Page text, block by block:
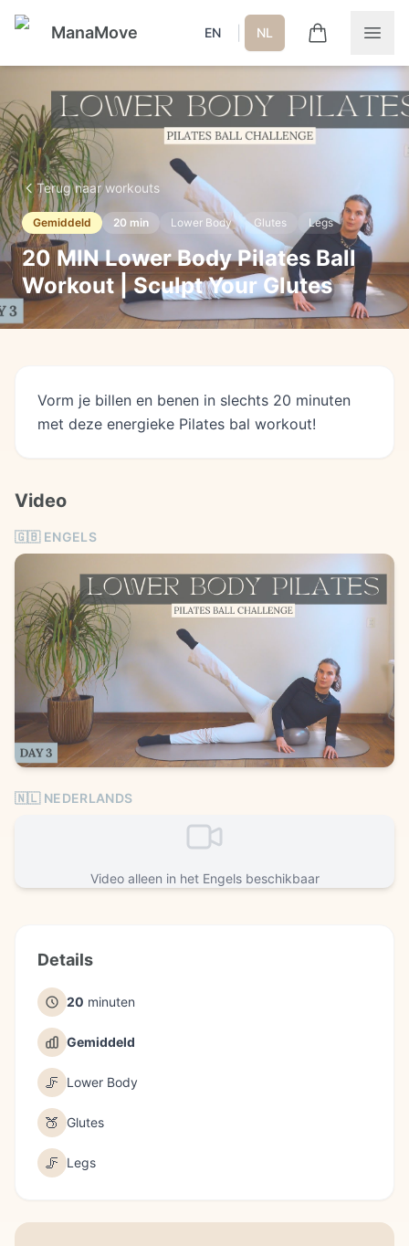
ManaMove EN NL
Terug naar workouts
Gemiddeld 20 min Lower Body Glutes Legs
20 MIN Lower Body Pilates Ball
Workout | Sculpt Your Glutes
Vorm je billen en benen in slechts 20 minuten
met deze energieke Pilates bal workout!
Video
🇬🇧 ENGELS
🇳🇱 NEDERLANDS
Video alleen in het Engels beschikbaar
Details
20 minuten
Gemiddeld
🦵 Lower Body
🍑 Glutes
🦵 Legs